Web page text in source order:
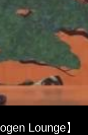
Lounge】